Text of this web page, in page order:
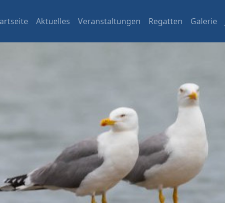
Aktuelles Veranstaltungen Regatten Galerie